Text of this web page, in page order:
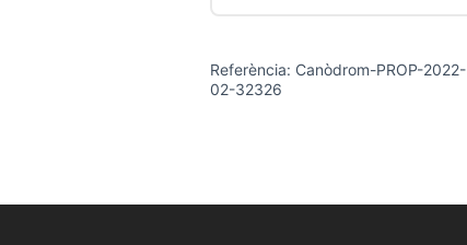
Referència: Canòdrom-PROP-2022-
02-32326